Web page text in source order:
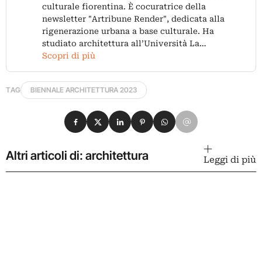
culturale fiorentina. È cocuratrice della
newsletter "Artribune Render", dedicata alla
rigenerazione urbana a base culturale. Ha
studiato architettura all’Università La…
Scopri di più
TAG BIENNALE ARCHITETTURA 2023
Condividi su Facebook
Condividi su X
Condividi su LinkedIn
Condividi su Pinterest
Condividi su WhatsApp
Condividi su Email
Altri articoli di: architettura Leggi di più